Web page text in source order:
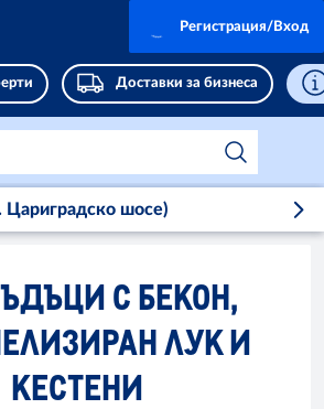
Доставки за бизнеса
Регистрация/Вход
Цариградско шосе)
С БЕКОН,
ЛУК И
КЕСТЕНИ